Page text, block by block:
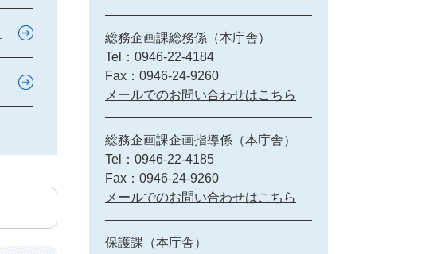
総務企画課総務係（本庁舎）
Tel：0946-22-4184
Fax：0946-24-9260
メールでのお問い合わせはこちら
総務企画課企画指導係（本庁舎）
Tel：0946-22-4185
Fax：0946-24-9260
メールでのお問い合わせはこちら
保護課（本庁舎）